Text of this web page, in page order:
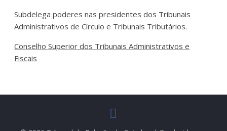
Subdelega poderes nas presidentes dos Tribunais
Administrativos de Círculo e Tribunais Tributários.
Conselho Superior dos Tribunais Administrativos e
Fiscais